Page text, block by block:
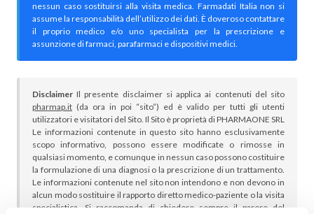
nessun caso sostituirsi alla visita medica. Farmadati Italia non si
assume la responsabilità dell’utilizzo dei dati. È doveroso contattare
il proprio medico e/o uno specialista per la prescrizione e
assunzione di farmaci, parafarmaci e dispositivi medici.
Disclaimer Il presente disclaimer si applica ai contenuti del sito
pharmap.it (da ora in poi “sito”) ed è valido per tutti gli utenti
utilizzatori e visitatori del Sito. Il Sito è proprietà di PHARMAONE SRL
Le informazioni contenute in questo sito hanno esclusivamente
scopo informativo, possono essere modificate o rimosse in
qualsiasi momento, e comunque in nessun caso possono costituire
la formulazione di una diagnosi o la prescrizione di un trattamento.
Le informazioni contenute nel sito non intendono e non devono in
alcun modo sostituire il rapporto diretto medico-paziente o la visita
specialistica. Si raccomanda di chiedere sempre il parere del